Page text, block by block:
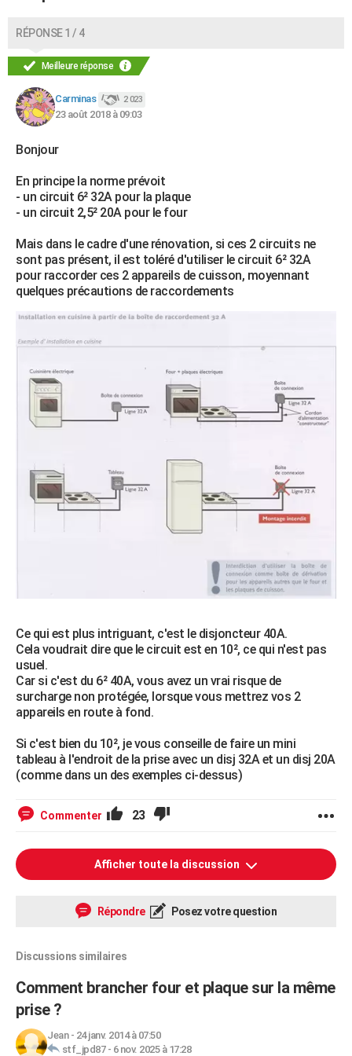
RÉPONSE 1 / 4
Meilleure réponse
Carminas 2 023
23 août 2018 à 09:03
Bonjour
En principe la norme prévoit
- un circuit 6² 32A pour la plaque
- un circuit 2,5² 20A pour le four
Mais dans le cadre d'une rénovation, si ces 2 circuits ne
sont pas présent, il est toléré d'utiliser le circuit 6² 32A
pour raccorder ces 2 appareils de cuisson, moyennant
quelques précautions de raccordements
Ce qui est plus intriguant, c'est le disjoncteur 40A.
Cela voudrait dire que le circuit est en 10², ce qui n'est pas
usuel.
Car si c'est du 6² 40A, vous avez un vrai risque de
surcharge non protégée, lorsque vous mettrez vos 2
appareils en route à fond.
Si c'est bien du 10², je vous conseille de faire un mini
tableau à l'endroit de la prise avec un disj 32A et un disj 20A
(comme dans un des exemples ci-dessus)
Commenter 23
Afficher toute la discussion
Répondre Posez votre question
Discussions similaires
Comment brancher four et plaque sur la même
prise ?
Jean- 24 janv. 2014 à 07:50
stf_jpd87- 6 nov. 2025 à 17:28